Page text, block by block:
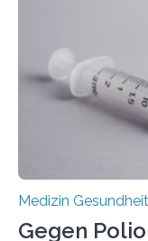
Gewebe
Hertie-Institut für
Schwachstelle im
Medulloblastoms
Stiftung
Medizin Gesundheit
Gegen